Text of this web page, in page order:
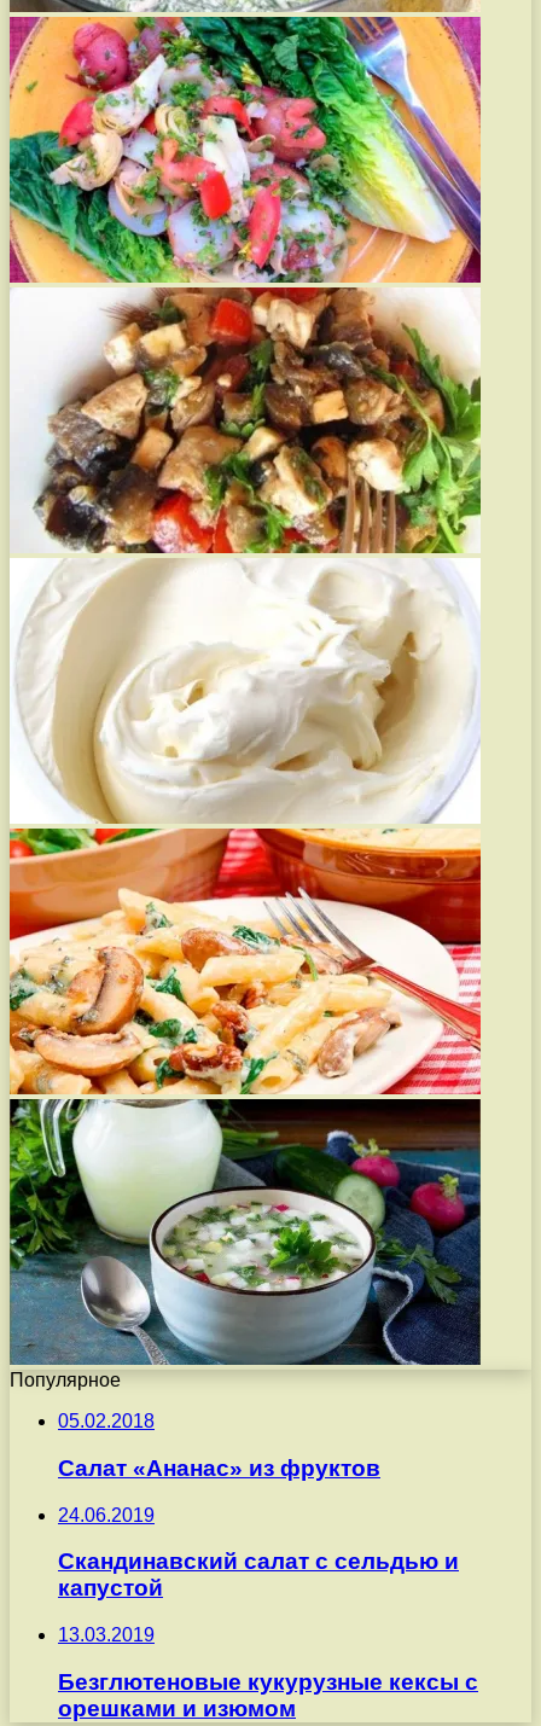
Популярное
05.02.2018
Салат «Ананас» из фруктов
24.06.2019
Скандинавский салат с сельдью и
капустой
13.03.2019
Безглютеновые кукурузные кексы с
орешками и изюмом